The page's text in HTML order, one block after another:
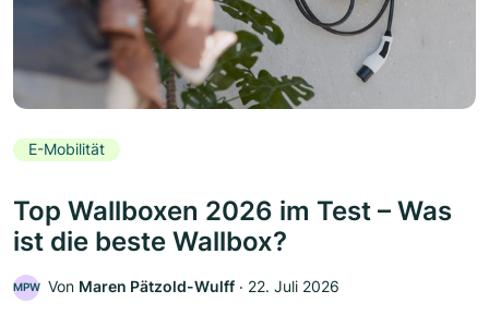
E-Mobilität
Top Wallboxen 2026 im Test – Was
ist die beste Wallbox?
MPW Von Maren Pätzold-Wulff ‧ 22. Juli 2026